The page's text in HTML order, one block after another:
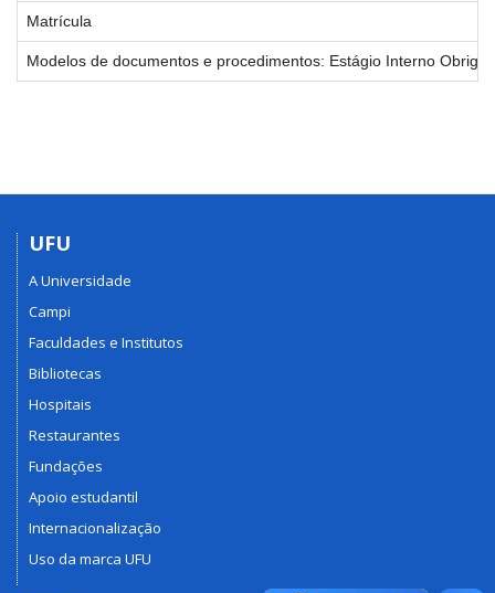
Matrícula
Modelos de documentos e procedimentos: Estágio Interno
UFU
A Universidade
Campi
Faculdades e Institutos
Bibliotecas
Hospitais
Restaurantes
Fundações
Apoio estudantil
Internacionalização
Uso da marca UFU